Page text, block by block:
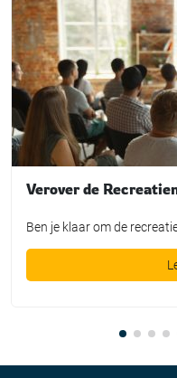
Verover de